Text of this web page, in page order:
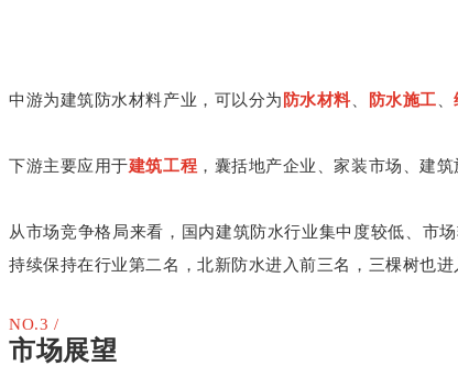
中游为建筑防水材料产业，可以分为 防水材料 防水施工 、
下游主要应用于建筑工程 ，囊括地产企业、家装市场、建
从市场竞争格局来看，国内建筑防水行业集中度较低、市
持续保持在行业第二名，北新防水进入前三名，三棵树也
NO.3 /
市场展望